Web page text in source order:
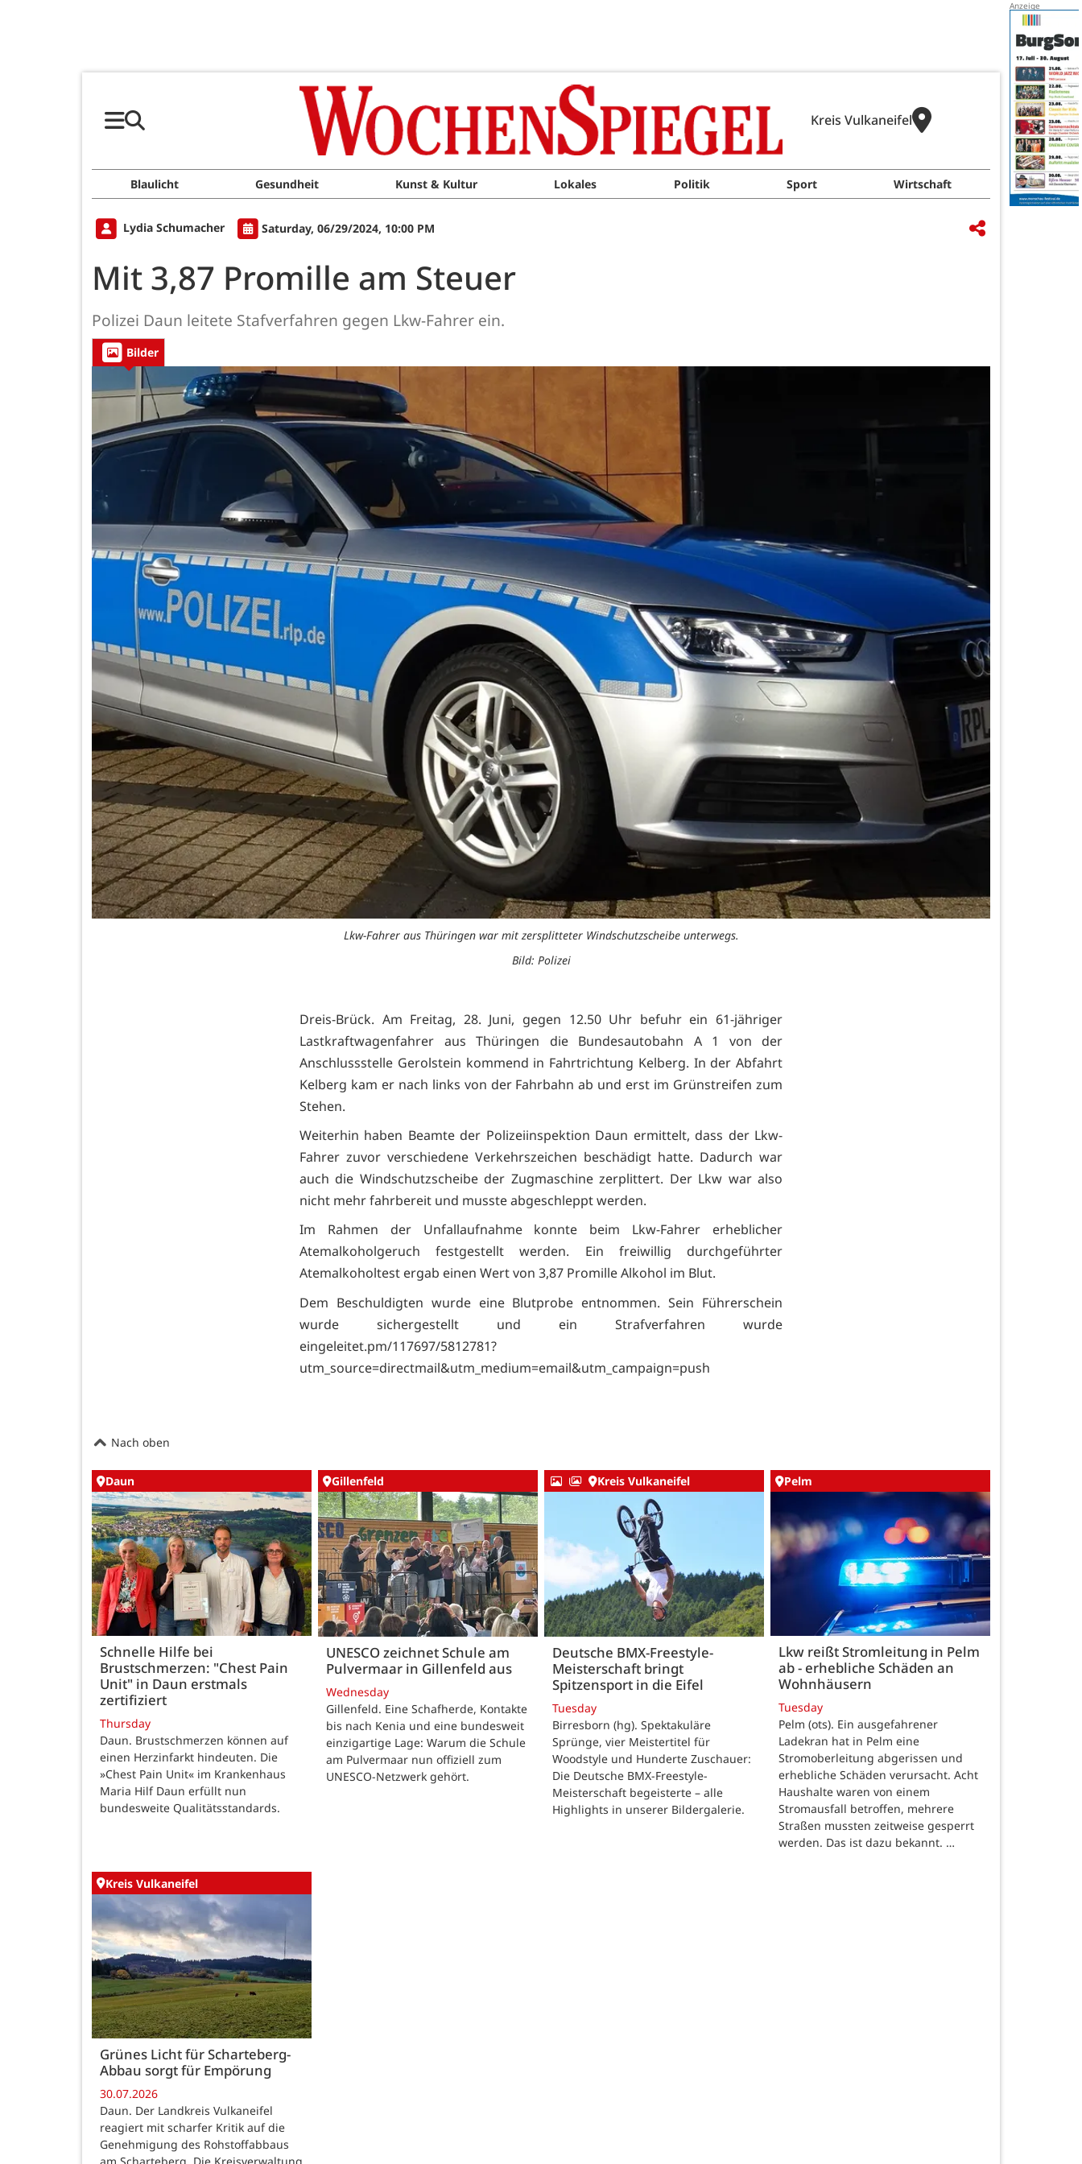
Kreis Vulkaneifel
Blaulicht Gesundheit Kunst & Kultur Lokales Politik Sport Wirtschaft
Lydia Schumacher Saturday, 06/29/2024, 10:00 PM
Mit 3,87 Promille am Steuer
Polizei Daun leitete Stafverfahren gegen Lkw-Fahrer ein.
Bilder
Lkw-Fahrer aus Thüringen war mit zersplitteter Windschutzscheibe unterwegs.
Bild: Polizei
Dreis-Brück. Am Freitag, 28. Juni, gegen 12.50 Uhr befuhr ein 61-jähriger
Lastkraftwagenfahrer aus Thüringen die Bundesautobahn A 1 von der
Anschlussstelle Gerolstein kommend in Fahrtrichtung Kelberg. In der Abfahrt
Kelberg kam er nach links von der Fahrbahn ab und erst im Grünstreifen zum
Stehen.
Weiterhin haben Beamte der Polizeiinspektion Daun ermittelt, dass der Lkw-
Fahrer zuvor verschiedene Verkehrszeichen beschädigt hatte. Dadurch war
auch die Windschutzscheibe der Zugmaschine zerplittert. Der Lkw war also
nicht mehr fahrbereit und musste abgeschleppt werden.
Im Rahmen der Unfallaufnahme konnte beim Lkw-Fahrer erheblicher
Atemalkoholgeruch festgestellt werden. Ein freiwillig durchgeführter
Atemalkoholtest ergab einen Wert von 3,87 Promille Alkohol im Blut.
Dem Beschuldigten wurde eine Blutprobe entnommen. Sein Führerschein
wurde sichergestellt und ein Strafverfahren wurde
eingeleitet.pm/117697/5812781?
utm_source=directmail&utm_medium=email&utm_campaign=push
Nach oben
Daun
Schnelle Hilfe bei
Brustschmerzen: "Chest Pain
Unit" in Daun erstmals
zertifiziert
Thursday
Daun. Brustschmerzen können auf
einen Herzinfarkt hindeuten. Die
»Chest Pain Unit« im Krankenhaus
Maria Hilf Daun erfüllt nun
bundesweite Qualitätsstandards.
Gillenfeld
UNESCO zeichnet Schule am
Pulvermaar in Gillenfeld aus
Wednesday
Gillenfeld. Eine Schafherde, Kontakte
bis nach Kenia und eine bundesweit
einzigartige Lage: Warum die Schule
am Pulvermaar nun offiziell zum
UNESCO-Netzwerk gehört.
Kreis Vulkaneifel
Deutsche BMX-Freestyle-
Meisterschaft bringt
Spitzensport in die Eifel
Tuesday
Birresborn (hg). Spektakuläre
Sprünge, vier Meistertitel für
Woodstyle und Hunderte Zuschauer:
Die Deutsche BMX-Freestyle-
Meisterschaft begeisterte – alle
Highlights in unserer Bildergalerie.
Pelm
Lkw reißt Stromleitung in Pelm
ab - erhebliche Schäden an
Wohnhäusern
Tuesday
Pelm (ots). Ein ausgefahrener
Ladekran hat in Pelm eine
Stromoberleitung abgerissen und
erhebliche Schäden verursacht. Acht
Haushalte waren von einem
Stromausfall betroffen, mehrere
Straßen mussten zeitweise gesperrt
werden. Das ist dazu bekannt. …
Kreis Vulkaneifel
Grünes Licht für Scharteberg-
Abbau sorgt für Empörung
30.07.2026
Daun. Der Landkreis Vulkaneifel
reagiert mit scharfer Kritik auf die
Genehmigung des Rohstoffabbaus